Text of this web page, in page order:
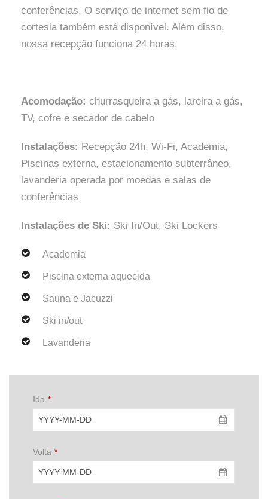
conferências. O serviço de internet sem fio de
cortesia também está disponível. Além disso,
nossa recepção funciona 24 horas.
Acomodação: churrasqueira a gás, lareira a gás,
TV, cofre e secador de cabelo
Instalações: Recepção 24h, Wi-Fi, Academia,
Piscinas externa, estacionamento subterrâneo,
lavanderia operada por moedas e salas de
conferências
Instalações de Ski: Ski In/Out, Ski Lockers
Academia
Piscina externa aquecida
Sauna e Jacuzzi
Ski in/out
Lavanderia
Ida *
Volta *